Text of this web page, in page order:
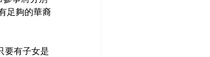
足夠的華裔
要有子女是